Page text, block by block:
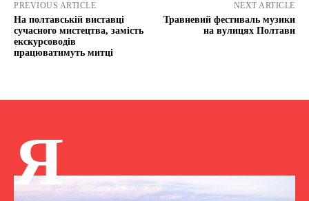
PREVIOUS ARTICLE
На полтавській виставці
сучасного мистецтва, замість
екскурсоводів
працюватимуть митці
NEXT ARTICLE
Травневий фестиваль музики
на вулицях Полтави
Я